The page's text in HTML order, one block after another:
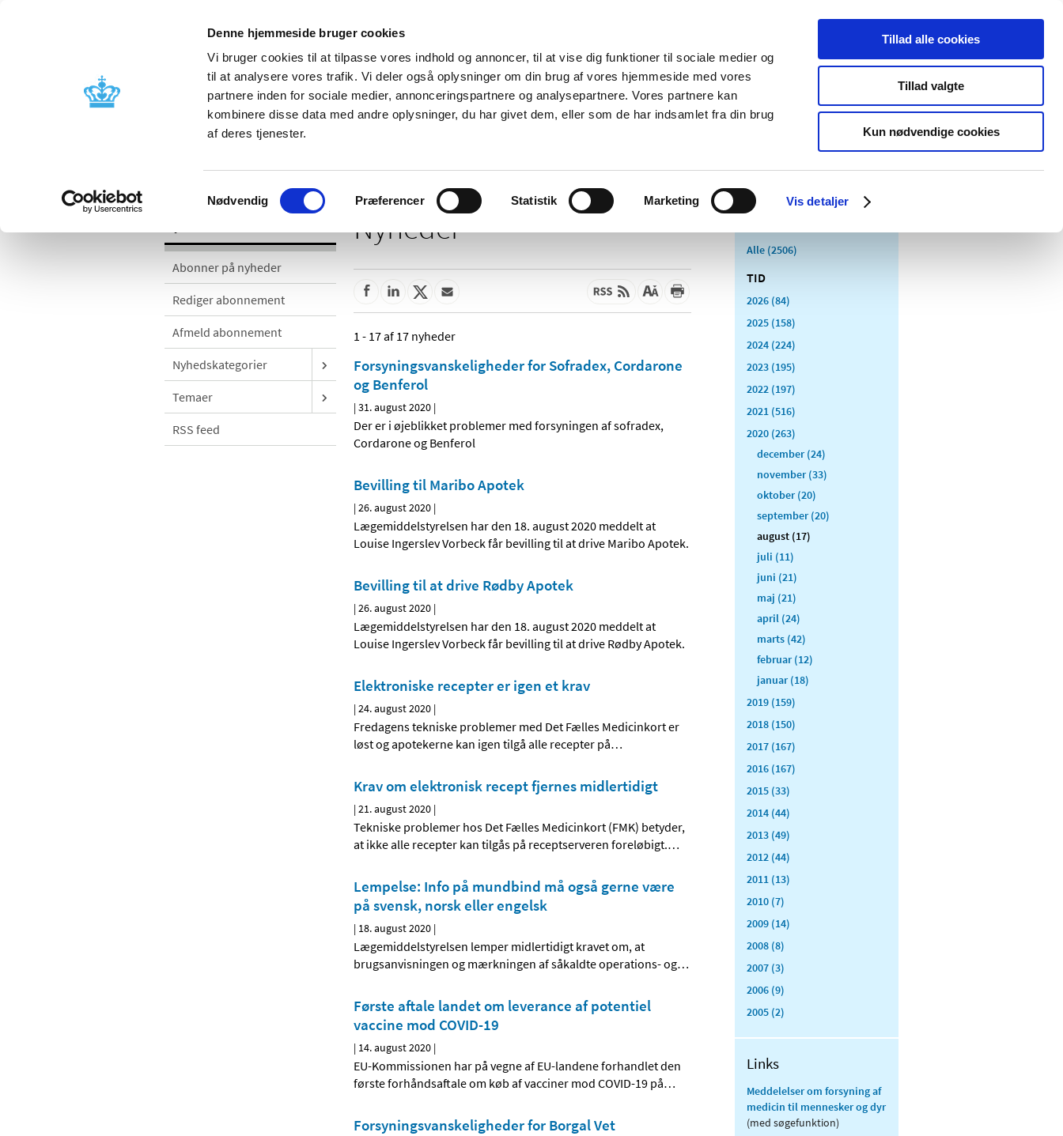
Denne hjemmeside bruger cookies
Vi bruger cookies til at tilpasse vores indhold og annoncer, til at vise dig funktioner til sociale medier og
til at analysere vores trafik. Vi deler også oplysninger om din brug af vores hjemmeside med vores
partnere inden for sociale medier, annonceringspartnere og analysepartnere. Vores partnere kan
kombinere disse data med andre oplysninger, du har givet dem, eller som de har indsamlet fra din brug
af deres tjenester.
Samtykkevalg
Nødvendig Præferencer Statistik Marketing Vis detaljer
Tillad alle cookies
Tillad valgte
Kun nødvendige cookies
Nyheder Om os Kontakt Udgivelser
Godkendelse og
Bivirkninger og
produktinformation
Tilskud og
Apoteker og salg af
Medicinsk
Særlige
produktområder
Abonner på nyheder
Rediger abonnement
Afmeld abonnement
Nyhedskategorier
Temaer
RSS feed
Nyheder
1 - 17 af 17 nyheder
Forsyningsvanskeligheder for Sofradex, Cordarone
og Benferol
|31. august 2020 |
Der er i øjeblikket problemer med forsyningen af sofradex,
Cordarone og Benferol
Bevilling til Maribo Apotek
|26. august 2020 |
Lægemiddelstyrelsen har den 18. august 2020 meddelt at
Louise Ingerslev Vorbeck får bevilling til at drive Maribo Apotek.
Bevilling til at drive Rødby Apotek
|26. august 2020 |
Lægemiddelstyrelsen har den 18. august 2020 meddelt at
Louise Ingerslev Vorbeck får bevilling til at drive Rødby Apotek.
Elektroniske recepter er igen et krav
|24. august 2020 |
Fredagens tekniske problemer med Det Fælles Medicinkort er
løst og apotekerne kan igen tilgå alle recepter på…
Krav om elektronisk recept fjernes midlertidigt
|21. august 2020 |
Tekniske problemer hos Det Fælles Medicinkort (FMK) betyder,
at ikke alle recepter kan tilgås på receptserveren foreløbigt.…
Lempelse: Info på mundbind må også gerne være
på svensk, norsk eller engelsk
| 18. august 2020 |
Lægemiddelstyrelsen lemper midlertidigt kravet om, at
brugsanvisningen og mærkningen af såkaldte operations- og…
Første aftale landet om leverance af potentiel
vaccine mod COVID-19
| 14. august 2020 |
EU-Kommissionen har på vegne af EU-landene forhandlet den
første forhåndsaftale om køb af vacciner mod COVID-19 på…
Forsyningsvanskeligheder for Borgal Vet
Alle (2506)
TID
2026 (84)
2025 (158)
2024 (224)
2023 (195)
2022 (197)
2021 (516)
2020 (263)
december (24)
november (33)
oktober (20)
september (20)
august (17)
juli (11)
juni (21)
maj (21)
april (24)
marts (42)
februar (12)
januar (18)
2019 (159)
2018 (150)
2017 (167)
2016 (167)
2015 (33)
2014 (44)
2013 (49)
2012 (44)
2011 (13)
2010 (7)
2009 (14)
2008 (8)
2007 (3)
2006 (9)
2005 (2)
Links
Meddelelser om forsyning af
medicin til mennesker og dyr
(med søgefunktion)